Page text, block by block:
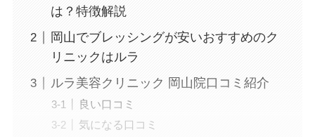
は？特徴解説
岡山でブレッシングが安いおすすめのク
リニックはルラ
ルラ美容クリニック 岡山院口コミ紹介
良い口コミ
気になる口コミ